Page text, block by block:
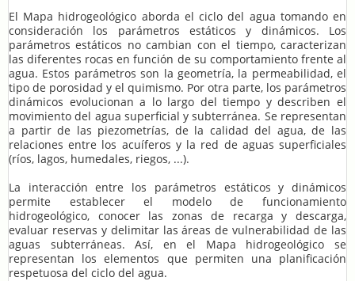
El Mapa hidrogeológico aborda el ciclo del agua tomando en
consideración los parámetros estáticos y dinámicos. Los
parámetros estáticos no cambian con el tiempo, caracterizan
las diferentes rocas en función de su comportamiento frente al
agua. Estos parámetros son la geometría, la permeabilidad, el
tipo de porosidad y el quimismo. Por otra parte, los parámetros
dinámicos evolucionan a lo largo del tiempo y describen el
movimiento del agua superficial y subterránea. Se representan
a partir de las piezometrías, de la calidad del agua, de las
relaciones entre los acuíferos y la red de aguas superficiales
(ríos, lagos, humedales, riegos, ...).
La interacción entre los parámetros estáticos y dinámicos
permite establecer el modelo de funcionamiento
hidrogeológico, conocer las zonas de recarga y descarga,
evaluar reservas y delimitar las áreas de vulnerabilidad de las
aguas subterráneas. Así, en el Mapa hidrogeológico se
representan los elementos que permiten una planificación
respetuosa del ciclo del agua.